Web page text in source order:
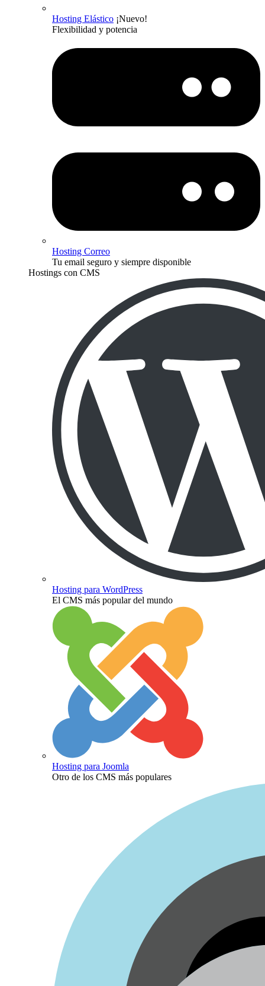
Hosting Elástico ¡Nuevo!
Flexibilidad y potencia
Hosting Correo
Tu email seguro y siempre disponible
Hostings con CMS
Hosting para WordPress
El CMS más popular del mundo
Hosting para Joomla
Otro de los CMS más populares